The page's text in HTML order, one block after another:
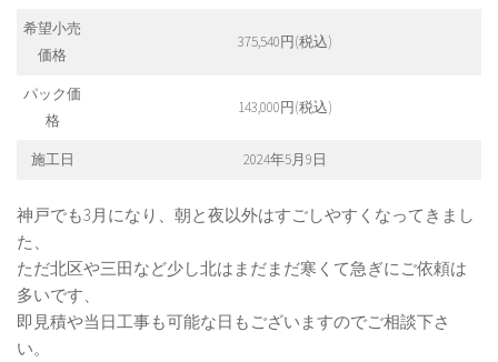
希望小売
価格
375,540円(税込)
パック価
格
143,000円(税込)
施工日 2024年5月9日
神戸でも3月になり、朝と夜以外はすごしやすくなってきまし
た、
ただ北区や三田など少し北はまだまだ寒くて急ぎにご依頼は
多いです、
即見積や当日工事も可能な日もございますのでご相談下さ
い。